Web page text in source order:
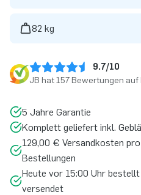
82 kg
9.7/10
JB hat 157 Bewertungen auf
5 Jahre Garantie
Komplett geliefert inkl.
129,00 € Versandkosten
Bestellungen
Heute vor 15:00 Uhr
versendet